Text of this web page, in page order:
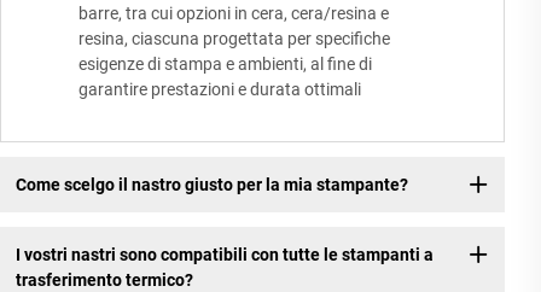
barre, tra cui opzioni in cera, cera/resina e
resina, ciascuna progettata per specifiche
esigenze di stampa e ambienti, al fine di
garantire prestazioni e durata ottimali
Come scelgo il nastro giusto per la mia stampante?
I vostri nastri sono compatibili con tutte le stampanti a
trasferimento termico?